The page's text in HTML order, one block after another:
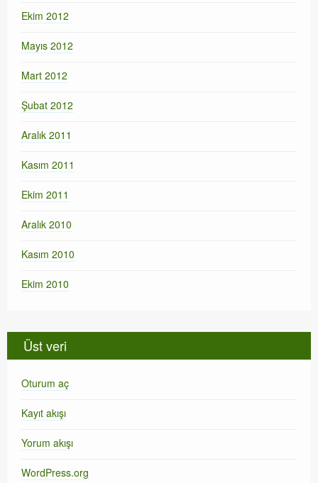
Ekim 2012
Mayıs 2012
Mart 2012
Şubat 2012
Aralık 2011
Kasım 2011
Ekim 2011
Aralık 2010
Kasım 2010
Ekim 2010
Üst veri
Oturum aç
Kayıt akışı
Yorum akışı
WordPress.org